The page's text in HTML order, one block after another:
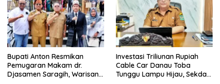
Bupati Anton Resmikan
Pemugaran Makam dr.
Djasamen Saragih, Warisan
Investasi Triliunan Rupiah
Cable Car Danau Toba
Tunggu Lampu Hijau, Sekda